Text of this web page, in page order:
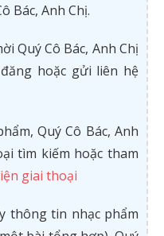
Bác, Anh Chị.
Quý Cô Bác, Anh Chị
hoặc gửi liên hệ
Quý Cô Bác, Anh
tìm kiếm hoặc tham
giai thoại
thông tin nhạc phẩm